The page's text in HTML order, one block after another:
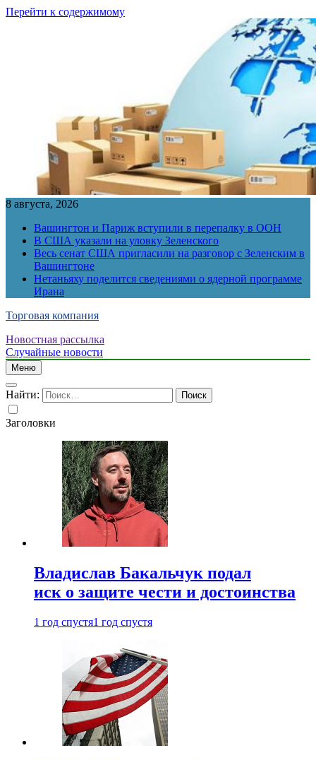
Перейти к содержимому
8 августа, 2026
Вашингтон и Париж вступили в перепалку в ООН
В США указали на уловку Зеленского
Весь сенат США пригласили на разговор с Зеленским в
Вашингтоне
Нетаньяху поделится сведениями о ядерной программе
Ирана
Торговая компания
Новостная рассылка
Случайные новости
Меню
Найти:
Заголовки
Владислав Бакальчук подал
иск о защите чести и достоинства
1 год спустя1 год спустя